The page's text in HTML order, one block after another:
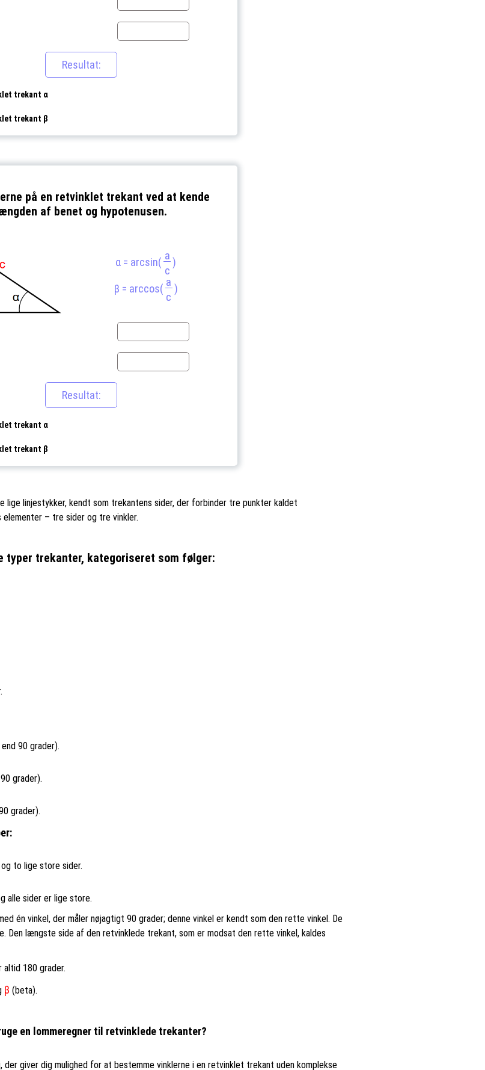
trekant α
trekant β
på en retvinklet trekant ved at kende
af benet og hypotenusen.
α = arcsin(
a
c
)
β = arccos(
a
c
)
trekant α
trekant β
linjestykker, kendt som trekantens sider, der forbinder tre punkter kaldet
– tre sider og tre vinkler.
typer trekanter, kategoriseret som følger:
90 grader).
grader).
grader).
to lige store sider.
alle sider er lige store.
én vinkel, der måler nøjagtigt 90 grader; denne vinkel er kendt som den rette vinkel. De
Den længste side af den retvinklede trekant, som er modsat den rette vinkel, kaldes
180 grader.
β (beta).
en lommeregner til retvinklede trekanter?
giver dig mulighed for at bestemme vinklerne i en retvinklet trekant uden komplekse